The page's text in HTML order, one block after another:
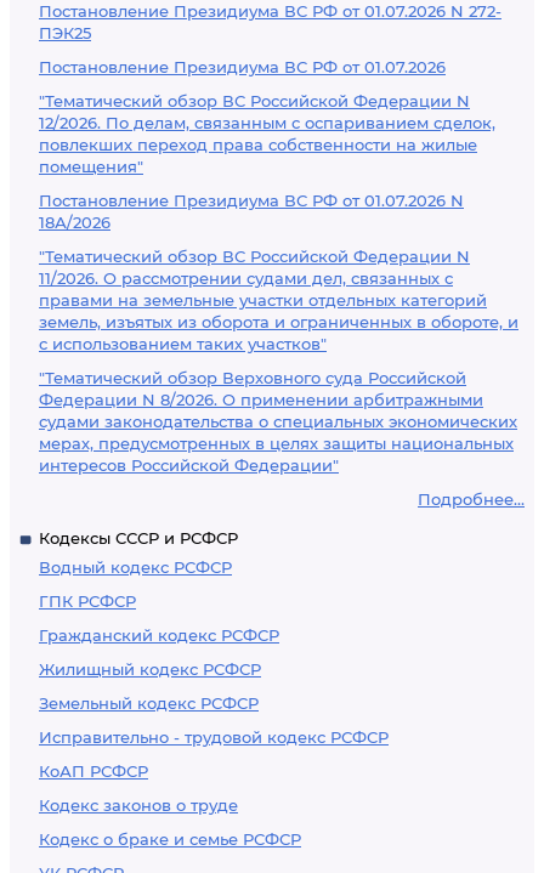
Постановление Президиума ВС РФ от 01.07.2026 N 272-
ПЭК25
Постановление Президиума ВС РФ от 01.07.2026
"Тематический обзор ВС Российской Федерации N
12/2026. По делам, связанным с оспариванием сделок,
повлекших переход права собственности на жилые
помещения"
Постановление Президиума ВС РФ от 01.07.2026 N
18А/2026
"Тематический обзор ВС Российской Федерации N
11/2026. О рассмотрении судами дел, связанных с
правами на земельные участки отдельных категорий
земель, изъятых из оборота и ограниченных в обороте, и
с использованием таких участков"
"Тематический обзор Верховного суда Российской
Федерации N 8/2026. О применении арбитражными
судами законодательства о специальных экономических
мерах, предусмотренных в целях защиты национальных
интересов Российской Федерации"
Подробнее...
Кодексы СССР и РСФСР
Водный кодекс РСФСР
ГПК РСФСР
Гражданский кодекс РСФСР
Жилищный кодекс РСФСР
Земельный кодекс РСФСР
Исправительно - трудовой кодекс РСФСР
КоАП РСФСР
Кодекс законов о труде
Кодекс о браке и семье РСФСР